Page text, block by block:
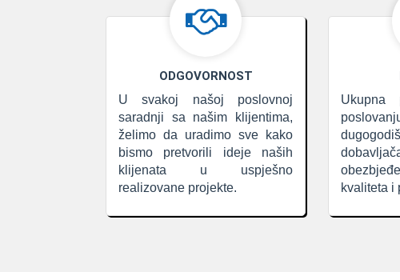
ODGOVORNOST
U svakoj našoj poslovnoj
saradnji sa našim klijentima,
želimo da uradimo sve kako
bismo pretvorili ideje naših
klijenata u uspješno
realizovane projekte.
Ukupna
kvaliteta i